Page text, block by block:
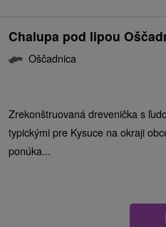
Chalupa pod lipou
Oščadnica
Zrekonštruovaná drevenička s
typickými pre Kysuce na okraji
ponúka...